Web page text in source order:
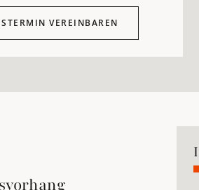
VEREINBAREN